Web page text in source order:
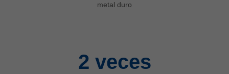
metal duro
2 veces